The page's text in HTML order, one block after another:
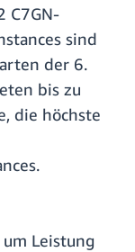
C7GN-
sind
der 6.
bis zu
die höchste
Leistung